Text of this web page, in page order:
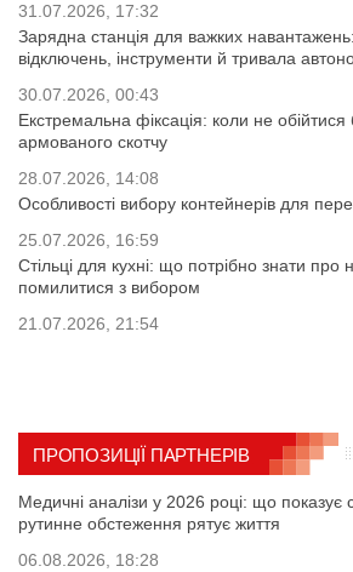
31.07.2026, 17:32
Зарядна станція для важких
відключень, інструменти й тривала
30.07.2026, 00:43
Екстремальна фіксація: коли не обійтися
армованого скотчу
28.07.2026, 14:08
Особливості вибору контейнерів для
25.07.2026, 16:59
Стільці для кухні: що потрібно знати
помилитися з вибором
21.07.2026, 21:54
ПРОПОЗИЦІЇ ПАРТНЕРІВ
Медичні аналізи у 2026 році: що показує
рутинне обстеження рятує життя
06.08.2026, 18:28